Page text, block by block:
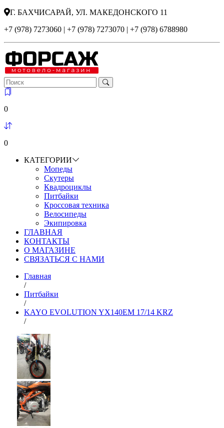
Г. БАХЧИСАРАЙ, УЛ. МАКЕДОНСКОГО 11
+7 (978) 7273060 | +7 (978) 7273070 | +7 (978) 6788980
0
0
КАТЕГОРИИ
Мопеды
Скутеры
Квадроциклы
Питбайки
Кроссовая техника
Велосипеды
Экипировка
ГЛАВНАЯ
КОНТАКТЫ
О МАГАЗИНЕ
СВЯЗАТЬСЯ С НАМИ
Главная
/
Питбайки
/
KAYO EVOLUTION YX140EM 17/14 KRZ
/